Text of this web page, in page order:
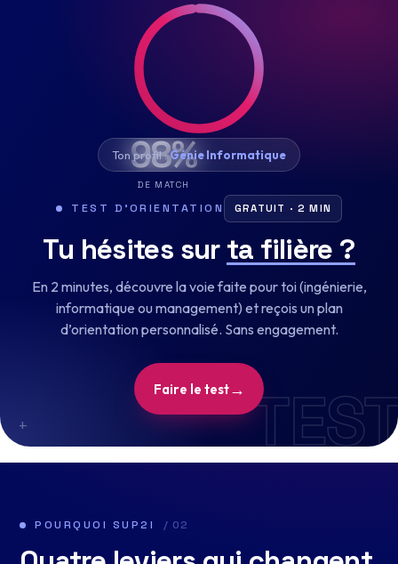
+
TEST D’ORIENTATION GRATUIT · 2 MIN
Tu hésites sur ta filière ?
En 2 minutes, découvre la voie faite pour toi (ingénierie,
informatique ou management) et reçois un plan
d’orientation personnalisé. Sans engagement.
Faire le test→
98%
DE MATCH
Ton profil :Génie Informatique
POURQUOI SUP2I / 02